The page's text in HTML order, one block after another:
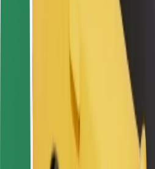
Za dostavljače
Bolt Food
Za vlasnike flota
Za restorane
Bolt for Business
Ostalo